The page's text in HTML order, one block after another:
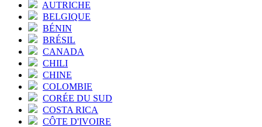
AUTRICHE
BELGIQUE
BÉNIN
BRÉSIL
CANADA
CHILI
CHINE
COLOMBIE
CORÉE DU SUD
COSTA RICA
CÔTE D'IVOIRE